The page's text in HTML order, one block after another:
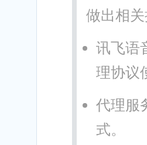
做出相
讯飞语
理协议
代理服
式。